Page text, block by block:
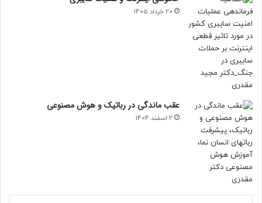
20 خرداد 1405
عقب ماندگی در رباتیک و هوش مصنوعی
2 اسفند 1404